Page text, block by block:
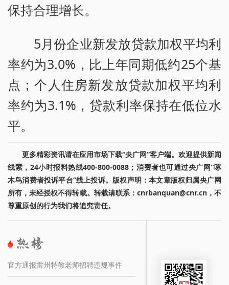
保持合理增长。
5月份企业新发放贷款加权平均利
率约为3.0%，比上年同期低约25个基
点；个人住房新发放贷款加权平均利
率约为3.1%，贷款利率保持在低位水
平。
更多精彩资讯请在应用市场下载“央广网”客户端。欢迎提供新闻
线索，24小时报料热线400-800-0088；消费者也可通过央广网“啄
木鸟消费者投诉平台”线上投诉。版权声明：本文章版权归属央广网
所有，未经授权不得转载。转载请联系：cnrbanquan@cnr.cn，不
尊重原创的行为我们将追究责任。
官方通报雷州特教老师招聘违规事件